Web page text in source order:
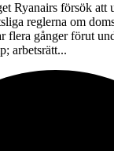
Ryanairs försök att
reglerna om
flera gånger förut
arbetsrätt...